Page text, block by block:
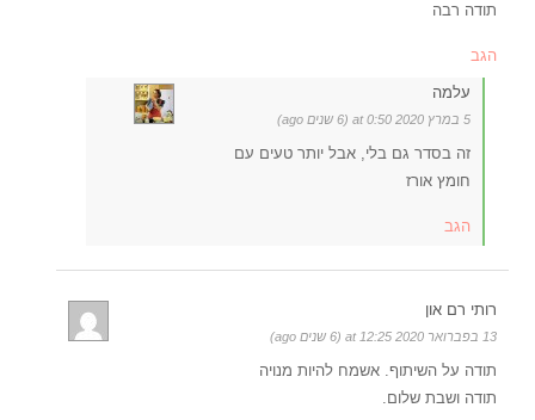
תודה רבה
הגב
עלמה
5 במרץ 2020 at 0:50 (6 שנים ago)
זה בסדר גם בלי, אבל יותר טעים עם
חומץ אורז
הגב
רותי רם און
13 בפברואר 2020 at 12:25 (6 שנים ago)
תודה על השיתוף. אשמח להיות מנויה
תודה ושבת שלום.